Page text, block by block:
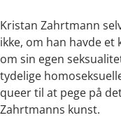
Kristan Zahrtmann
ikke, om han havde
om sin egen
tydelige
queer til at pege på
Zahrtmanns kunst.